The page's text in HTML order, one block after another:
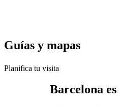
Guías y mapas
Planifica tu visita
Barcelona es